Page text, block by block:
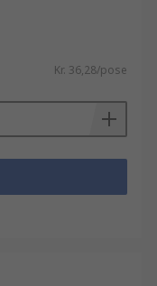
Kr. 36,28/pose